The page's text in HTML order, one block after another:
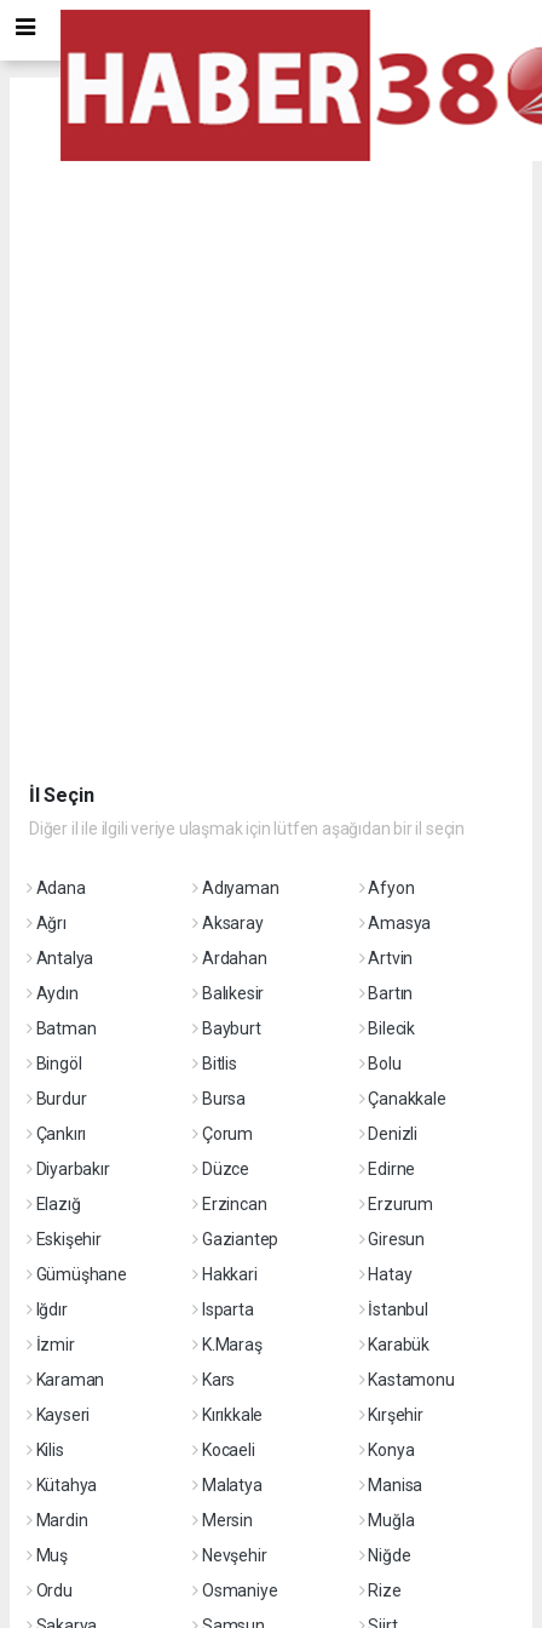
Kocaeliiçin Tol ve Trafik durumu
İl Seçin
Diğer il ile ilgili veriye ulaşmak için lütfen aşağıdan bir il seçin
Adana Adıyaman
Afyon
Ağrı
Aksaray
Amasya
Antalya
Ardahan
Artvin
Aydın
Balıkesir
Bartın
Batman
Bayburt
Bilecik
Bingöl
Bitlis
Bolu
Burdur
Bursa
Çanakkale
Çankırı
Çorum
Denizli
Diyarbakır
Düzce
Edirne
Elazığ
Erzincan
Erzurum
Eskişehir
Gaziantep
Giresun
Gümüşhane
Hakkari
Hatay
Iğdır
Isparta
İstanbul
İzmir
K.Maraş
Karabük
Karaman
Kars
Kastamonu
Kayseri
Kırıkkale
Kırşehir
Kilis
Kocaeli
Konya
Kütahya
Malatya
Manisa
Mardin
Mersin
Muğla
Muş
Nevşehir
Niğde
Ordu
Osmaniye
Rize